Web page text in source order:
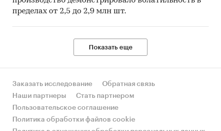
карнизов, решетки и заборы для сада,
небольшие электрические аксессуары
(лампочки для освещения всех типов,
батарейки к электроприборам, ручные фонари,
фонарики для сада). Кроме дверной
проката моторизованного и ручного
оборудования и инструментов, аккумуляторов
для средств информации и связи,
аккумуляторов для фото- и
пределах от 2,5 до 2,9 млн шт.
Показать еще
Заказать исследование
Обратная связь
Наши партнеры
Стать партнером
Пользовательское соглашение
Политика обработки файлов cookie